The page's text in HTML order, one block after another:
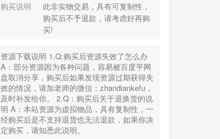
购买说明
此非实物交易，具有可复制性，
购买后不予退款，请考虑好再购
买!
资源下载说明 1.Q:购买后资源失效了怎么办
A：部分资源因为各种问题，容易被百度平网
盘取消分享，购买后如果发现资源过期获得失
效的情况，请加老师的微信：zhandiankefu，
及时补发给你。 2.Q：购买后关于退换货的说
明 A：本站资源为虚拟物品，具有复制性，一
经购买后是不支持退货也无法退款，如果你决
定购买，请知悉此说明。